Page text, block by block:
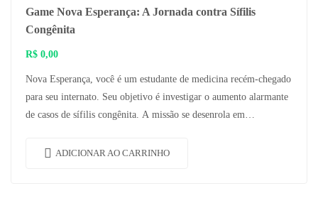
Game Nova Esperança: A Jornada contra Sífilis
Congênita
R$ 0,00
Nova Esperança, você é um estudante de medicina recém-chegado
para seu internato. Seu objetivo é investigar o aumento alarmante
de casos de sífilis congênita. A missão se desenrola em…
ADICIONAR AO CARRINHO